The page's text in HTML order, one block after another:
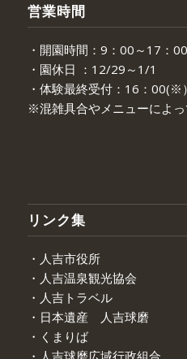
営業時間
・開園時間：9：00～17：00
・園休日 ：12/29～1/1
・体験最終受付：16：00(※）
※混雑具合やメニューによっ
リンク集
・人吉市役所
・人吉温泉観光協会
・人吉トラベル
・日本遺産 人吉球磨
・くまりば